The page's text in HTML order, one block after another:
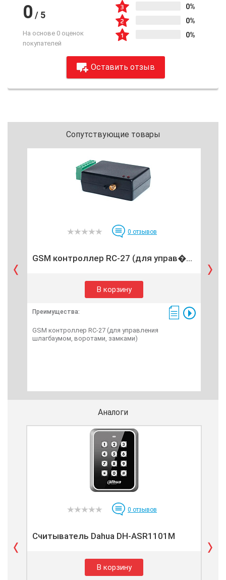
0 / 5
На основе 0 оценок
покупателей
0%
0%
0%
Оставить отзыв
Сопутствующие товары
0 отзывов
GSM контроллер RC-27 (для управ�...
В корзину
Преимущества:
GSM контроллер RC-27 (для управления
шлагбаумом, воротами, замками)
Аналоги
0 отзывов
Считыватель Dahua DH-ASR1101M
В корзину